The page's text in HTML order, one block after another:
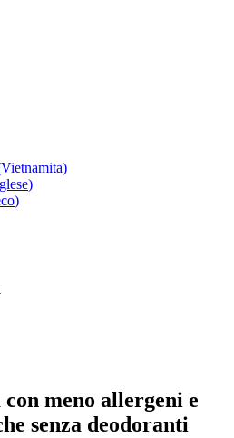
Vietnamita)
)
)
con meno allergeni e
senza deodoranti